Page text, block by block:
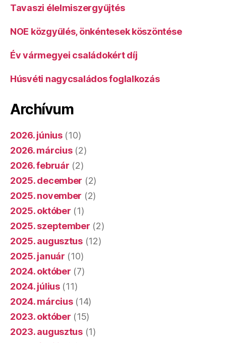
Tavaszi élelmiszergyűjtés
NOE közgyűlés, önkéntesek köszöntése
Év vármegyei családokért díj
Húsvéti nagycsaládos foglalkozás
Archívum
2026. június(10)
2026. március(2)
2026. február (2)
2025. december (2)
2025. november (2)
2025. október (1)
2025. szeptember (2)
2025. augusztus(12)
2025. január (10)
2024. október (7)
2024. július(11)
2024. március(14)
2023. október (15)
2023. augusztus(1)